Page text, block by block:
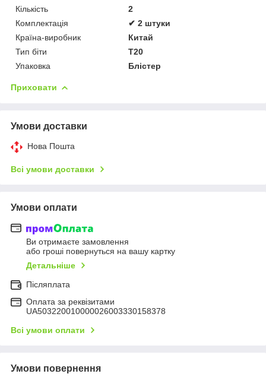
Кількість
2
Комплектація
✔ 2 штуки
Країна-виробник
Китай
Тип біти
T20
Упаковка
Блістер
Приховати
Умови доставки
Нова Пошта
Всі умови доставки
Умови оплати
Ви отримаєте замовлення
або гроші повернуться на вашу картку
Детальніше
Післяплата
Оплата за реквізитами
UA503220010000026003330158378
Всі умови оплати
Умови повернення